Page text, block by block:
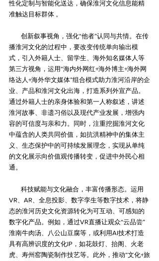
性化定制与智能化送达，确保淮河文化信息能精
准触达目标群体 。
创新叙事视角，强化“他者”认同与共情‌。在传
播淮河文化的过程中，要改变传统单向输出模
式，引入外籍人士、留学生、海外知名媒体人等
第三方视角，运用“海内外网红+海外博主+海外网
络达人+海外华文媒体”组合模式助力淮河沿岸的企
业、产品和淮河文化出海，打造系列外宣产品。
通过外籍人士的亲身体验和第一人称叙述，讲述
淮河故事、非遗习俗以及现代产业发展，增强内
容的可信度与亲和力。同时，注重挖掘淮河文化
中蕴含的人类共同价值，如抗洪精神中的集体主
义、生态保护中的可持续发展理念，实现从单纯
的文化展示向价值观传播转变，促进中外民心相
通。
科技赋能与文化融合，丰富传播形态‌。运用
VR、AR、全息投影、数字孪生等数字技术，将静
态的淮河历史文化资源转化为可互动、可感知的
数字化产品。例如，通过VR直播让观众“云品尝”
淮南牛肉汤、八公山豆腐等，或利用AI技术打造
具有高辨识度的文化IP，如花鼓灯、抬阁、火老
虎、寿州窑陶瓷制作技艺‌等。此外，推动“文化+旅